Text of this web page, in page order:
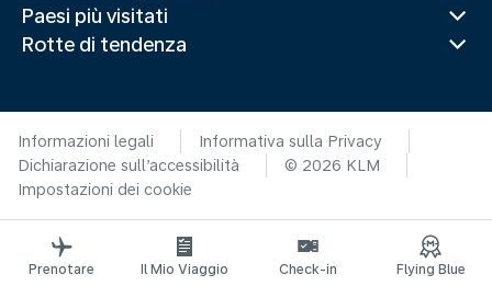
Paesi più visitati
Rotte di tendenza
Informazioni legali
Informativa sulla Privacy
Dichiarazione sull’accessibilità
© 2026 KLM
Impostazioni dei cookie
Prenotare Il Mio Viaggio Check-in Flying Blue